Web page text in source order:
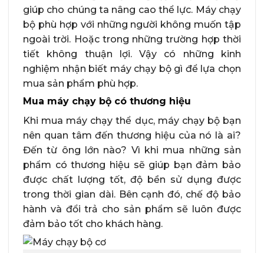
giúp cho chúng ta nâng cao thể lực. Máy chạy
bộ phù hợp với những người không muốn tập
ngoài trời. Hoặc trong những trường hợp thời
tiết không thuận lợi. Vậy có những kinh
nghiệm nhận biết máy chạy bộ gì để lựa chọn
mua sản phẩm phù hợp.
Mua máy chạy bộ có thương hiệu
Khi mua máy chạy thể dục, máy chạy bộ bạn
nên quan tâm đến thương hiệu của nó là ai?
Đến từ ông lớn nào? Vì khi mua những sản
phẩm có thương hiệu sẽ giúp bạn đảm bảo
được chất lượng tốt, độ bền sử dụng được
trong thời gian dài. Bên cạnh đó, chế độ bảo
hành và đổi trả cho sản phẩm sẽ luôn được
đảm bảo tốt cho khách hàng.